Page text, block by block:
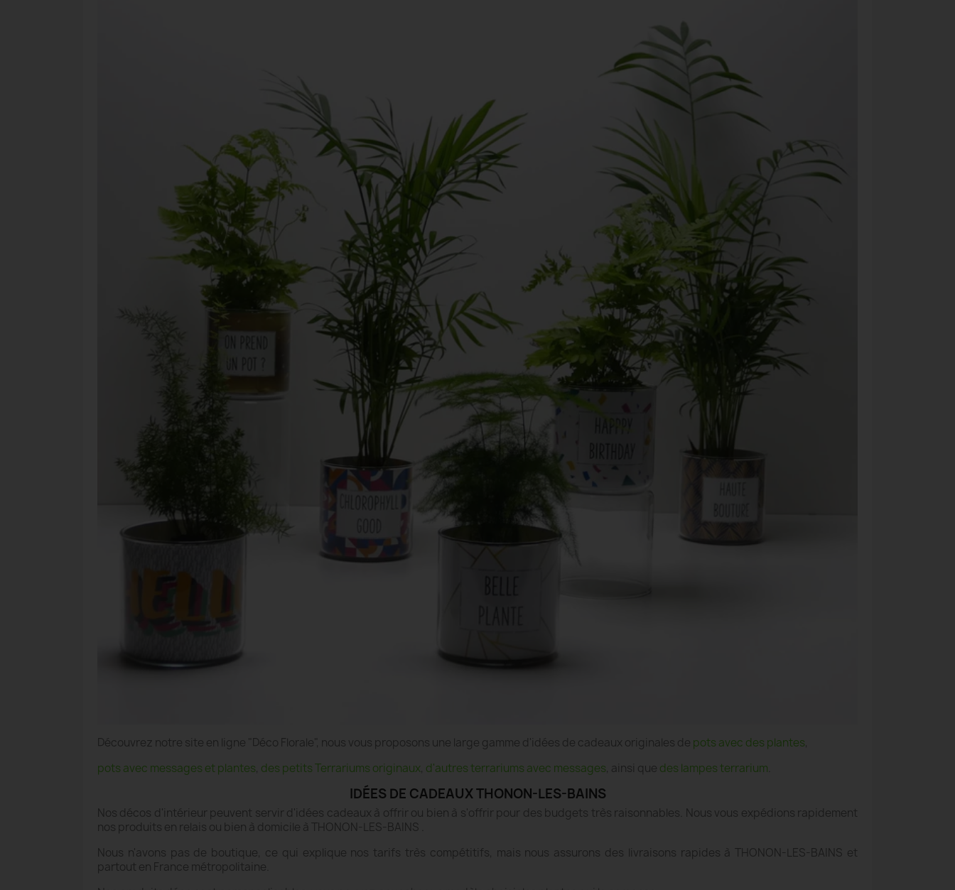
Découvrez notre site en ligne "Déco Florale", nous vous proposons une large gamme d'idées de cadeaux originales de pots avec des plantes,
pots avec messages et plantes, des petits Terrariums originaux, d'autres terrariums avec messages, ainsi que des lampes terrarium
IDÉES DE CADEAUX THONON-LES-BAINS
Nos décos d'intérieur peuvent servir d'idées cadeaux à offrir ou bien à s'offrir pour des budgets très raisonnables. Nous vous expédions rapidement
nos produits en relais ou bien à domicile à THONON-LES-BAINS .
Nous n'avons pas de boutique, ce qui explique nos tarifs très compétitifs, mais nous assurons des livraisons rapides à THONON-LES-BAINS et
partout en France métropolitaine.